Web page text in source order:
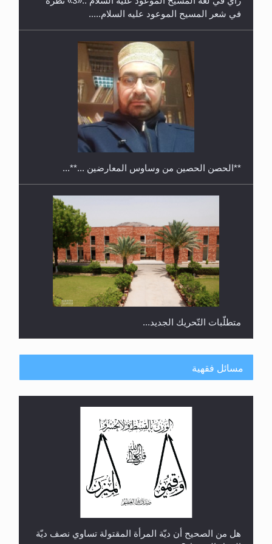
معرض القرآن الكريم لمدة ثلاثين يوما في مكتبة مدينة
ريهيماكي في فنلند
في شعر المسيح الموعود عليه السلام.....
**الحصن الحصين من وساوس المعارضين ...**...
متطلَّبات التّحريك الجديد...
رأيٌ في لغة المسيح الموعود عليه السلام.. 4...
مسائل فقهية
هل من الصحيح أن ديّة المرأة المقتولة تساوي نصف ديّة